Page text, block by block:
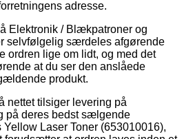
adresse.
Elektronik / Blækpatroner og
selvfølgelig særdeles afgørende
ordren lige om lidt, og med det
at du ser den anslåede
produkt.
nettet tilsiger levering på
på deres bedst sælgende
Laser Toner (653010016),